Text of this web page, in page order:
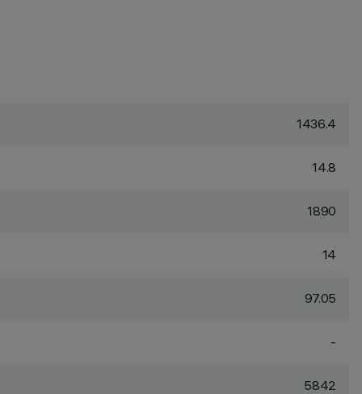
1436.4
14.8
1890
14
97.05
-
5842